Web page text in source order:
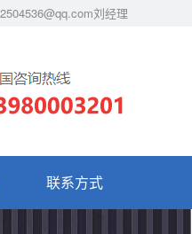
刘经理
联系方式